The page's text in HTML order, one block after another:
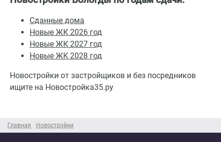
Главная Новостройки
Сданные дома
Новые ЖК 2026 год
Новые ЖК 2027 год
Новые ЖК 2028 год
Новостройки от застройщиков и без посредников
ищите на Новостройка35.ру